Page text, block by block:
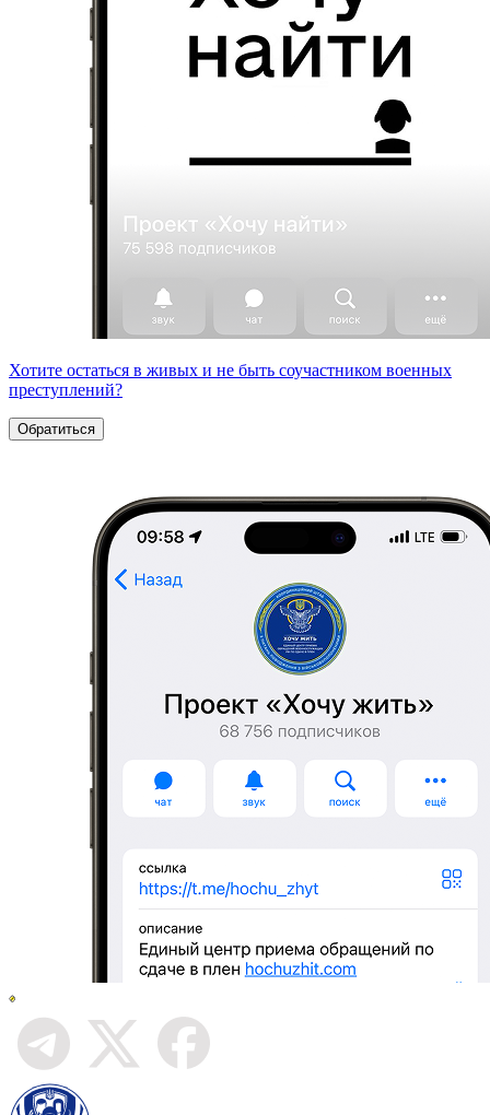
Хотите остаться в живых и не быть соучастником военных
преступлений?
Обратиться